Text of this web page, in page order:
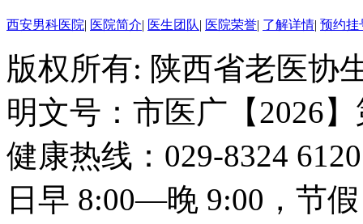
西安男科医院| 医院简介| 医生团队| 医院荣誉| 了解详情| 预约挂
版权所有: 陕西省老医协
明文号：市医广【2026
健康热线：029-8324
日早 8:00—晚 9:00，节